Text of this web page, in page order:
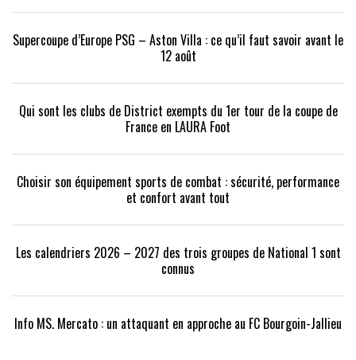
Supercoupe d’Europe PSG – Aston Villa : ce qu’il faut savoir avant le
12 août
Qui sont les clubs de District exempts du 1er tour de la coupe de
France en LAURA Foot
Choisir son équipement sports de combat : sécurité, performance
et confort avant tout
Les calendriers 2026 – 2027 des trois groupes de National 1 sont
connus
Info MS. Mercato : un attaquant en approche au FC Bourgoin-Jallieu